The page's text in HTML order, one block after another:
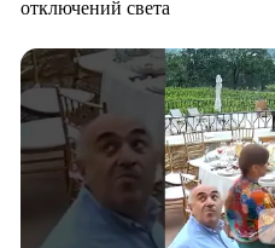
отключений света